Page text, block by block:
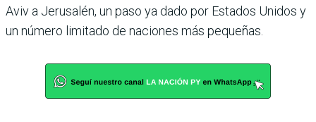
Aviv a Jerusalén, un paso ya dado por Estados Unidos y
un número limitado de naciones más pequeñas.